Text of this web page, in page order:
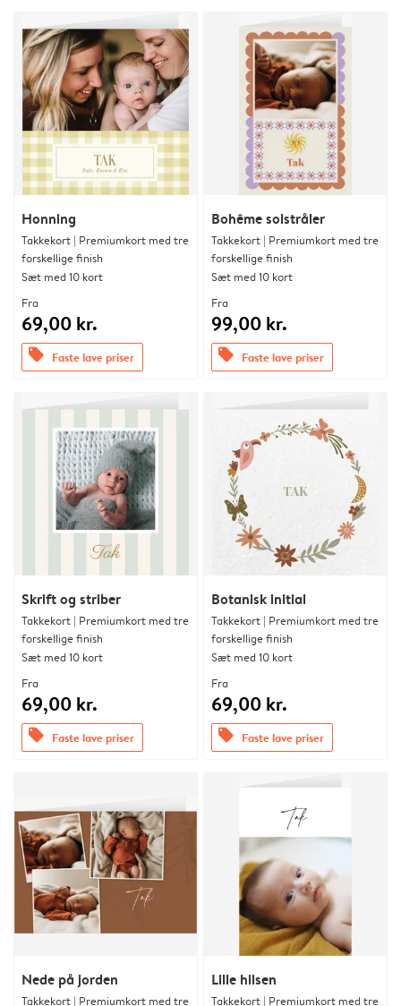
Honning
Takkekort | Premiumkort med tre
forskellige finish
Sæt med 10 kort
Fra
69,00 kr.
offers Faste lave priser
Bohême solstråler
Takkekort | Premiumkort med tre
forskellige finish
Sæt med 10 kort
Fra
99,00 kr.
offers Faste lave priser
Skrift og striber
Takkekort | Premiumkort med tre
forskellige finish
Sæt med 10 kort
Fra
69,00 kr.
offers Faste lave priser
Botanisk initial
Takkekort | Premiumkort med tre
forskellige finish
Sæt med 10 kort
Fra
69,00 kr.
offers Faste lave priser
Nede på jorden
Takkekort | Premiumkort med tre
Lille hilsen
Takkekort | Premiumkort med tre